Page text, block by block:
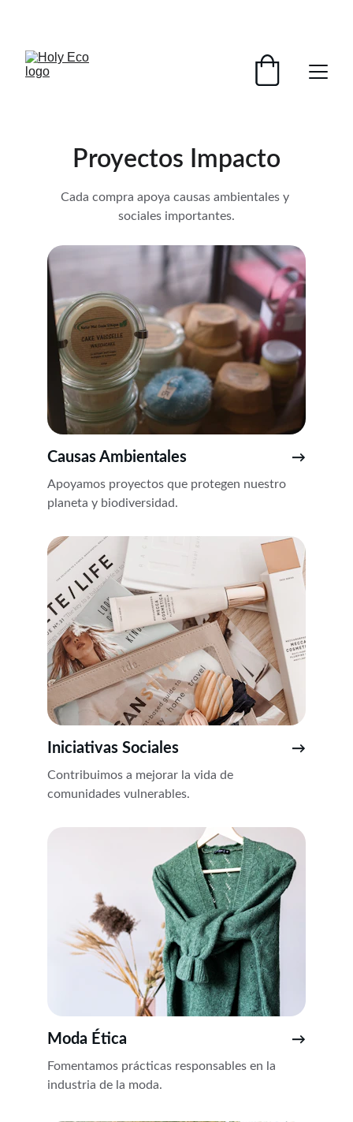
Proyectos Impacto
Cada compra apoya causas ambientales y
sociales importantes.
Causas Ambientales
Apoyamos proyectos que protegen nuestro
planeta y biodiversidad.
Iniciativas Sociales
Contribuimos a mejorar la vida de
comunidades vulnerables.
Moda Ética
Fomentamos prácticas responsables en la
industria de la moda.
→
→
→